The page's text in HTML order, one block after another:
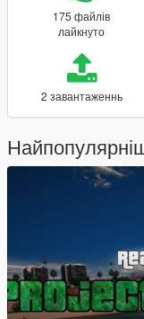
175 файлів
лайкнуто
2 завантаженнь